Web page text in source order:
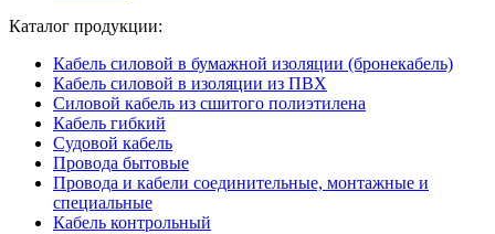
Каталог продукции:
Кабель силовой в бумажной изоляции (бронекабель)
Кабель силовой в изоляции из ПВХ
Силовой кабель из сшитого полиэтилена
Кабель гибкий
Судовой кабель
Провода бытовые
Провода и кабели соединительные, монтажные и
специальные
Кабель контрольный